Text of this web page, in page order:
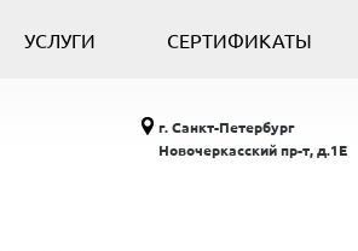
УСЛУГИ СЕРТИФИКАТЫ
г. Санкт-Петербург
Новочеркасский пр-т, д.1Е